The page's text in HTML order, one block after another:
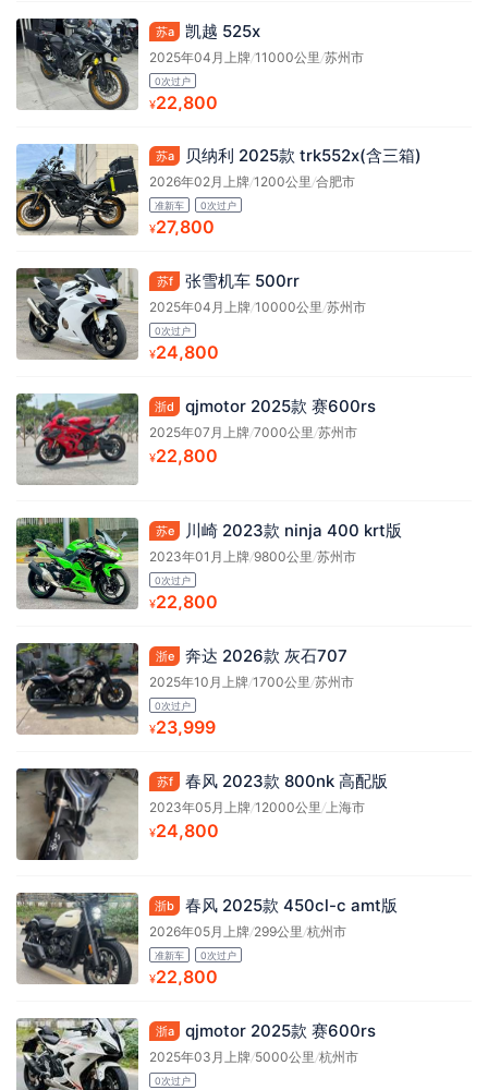
苏a 凯越 525x
2025年04月上牌/11000公里 /苏州市
0次过户
¥22,800
苏a 贝纳利 2025款 trk552x(含三箱)
2026年02月上牌/1200公里/合肥市
准新车 0次过户
¥27,800
苏f 张雪机车 500rr
2025年04月上牌/10000公里/苏州市
0次过户
¥24,800
浙d qjmotor 2025款 赛600rs
2025年07月上牌/7000公里/苏州市
¥22,800
苏e 川崎 2023款 ninja 400 krt版
2023年01月上牌/9800公里/苏州市
0次过户
¥22,800
浙e 奔达 2026款 灰石707
2025年10月上牌/1700公里/苏州市
0次过户
¥23,999
苏f 春风 2023款 800nk 高配版
2023年05月上牌/12000公里/上海市
¥24,800
浙b 春风 2025款 450cl-c amt版
2026年05月上牌/299公里/杭州市
准新车 0次过户
¥22,800
浙a qjmotor 2025款 赛600rs
2025年03月上牌/5000公里/杭州市
0次过户